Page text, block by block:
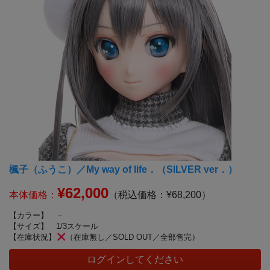
楓子（ふうこ）／My way of life．（SILVER ver．）
本体価格： ¥62,000 （税込価格：¥68,200）
【カラー】
－
【サイズ】
1/3スケール
【在庫状況】
（在庫無し／SOLD OUT／全部售完）
ログインしてください